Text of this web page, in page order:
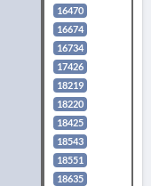
16470
16674
16734
17426
18219
18220
18425
18543
18551
18635